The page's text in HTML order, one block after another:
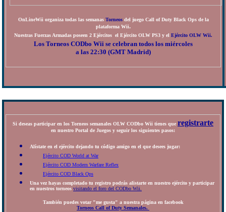
OnLineWii organiza todas las semanas Torneosdel juego Call of Duty Black Ops de la
plataforma Wii.
Nuestras Fuerzas Armadas poseen 2 Ejércitos el Ejército OLW PS3 y el Ejército OLW Wii.
Los Torneos CODbo Wii se celebran todos los miércoles
a las 22:30 (GMT Madrid)
Si deseas participar en los Torneos semanales OLW CODbo Wii tienes que registrarte
en nuestro Portal de Juegos y seguir los siguientes pasos:
Alístate en el ejército dejando tu código amigo en el que desees jugar:
Ejército COD World at War
Ejército COD Modern Warfare Reflex
Ejército COD Black Ops
Una vez hayas completado tu registro podrás alistarte en nuestro ejército y participar
en nuestros torneos visitando el foro del CODbo Wii.
También puedes votar "me gusta" a nuestra página en facebook
Torneos Call of Duty Semanales.